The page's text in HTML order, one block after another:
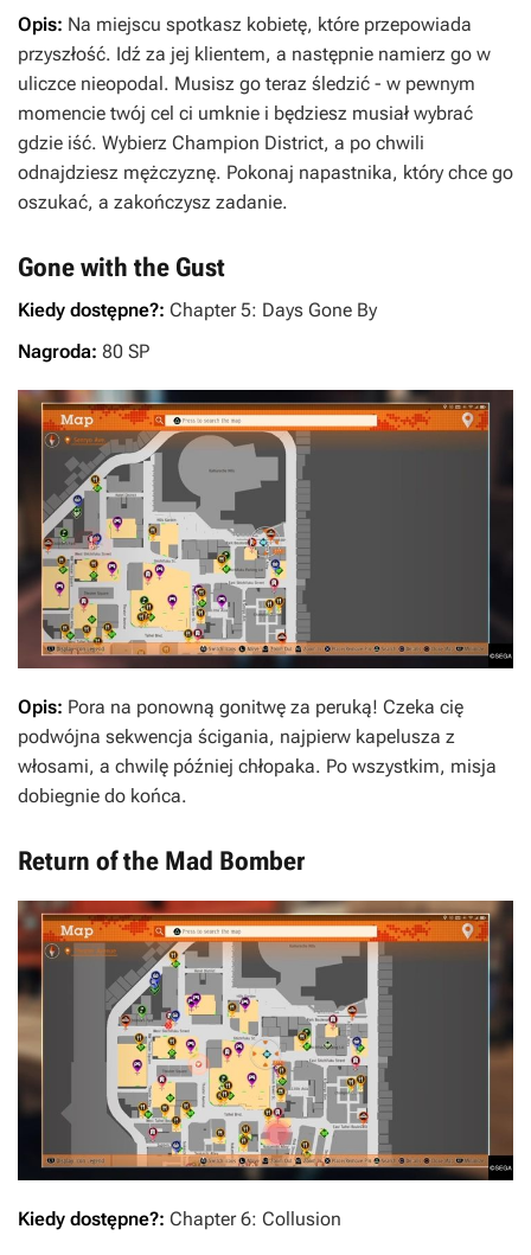
Opis: Na miejscu spotkasz kobietę, które przepowiada
przyszłość. Idź za jej klientem, a następnie namierz go w
uliczce nieopodal. Musisz go teraz śledzić - w pewnym
momencie twój cel ci umknie i będziesz musiał wybrać
gdzie iść. Wybierz Champion District, a po chwili
odnajdziesz mężczyznę. Pokonaj napastnika, który chce go
oszukać, a zakończysz zadanie.
Gone with the Gust
Kiedy dostępne?: Chapter 5: Days Gone By
Nagroda: 80 SP
Opis: Pora na ponowną gonitwę za peruką! Czeka cię
podwójna sekwencja ścigania, najpierw kapelusza z
włosami, a chwilę później chłopaka. Po wszystkim, misja
dobiegnie do końca.
Return of the Mad Bomber
Kiedy dostępne?: Chapter 6: Collusion